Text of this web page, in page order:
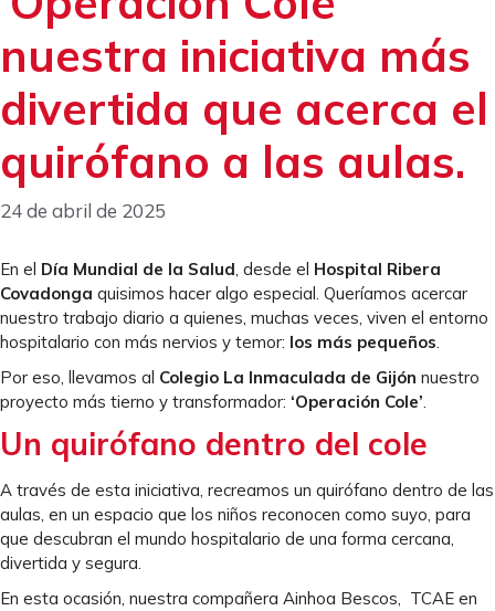
nuestra iniciativa más
divertida que acerca el
quirófano a las aulas.
24 de abril de 2025
En el Día Mundial de la Salud, desde el Hospital Ribera
Covadonga quisimos hacer algo especial. Queríamos acercar
nuestro trabajo diario a quienes, muchas veces, viven el entorno
hospitalario con más nervios y temor: los más pequeños.
Por eso, llevamos al Colegio La Inmaculada de Gijón nuestro
proyecto más tierno y transformador: ‘Operación Cole’.
Un quirófano dentro del cole
A través de esta iniciativa, recreamos un quirófano dentro de las
aulas, en un espacio que los niños reconocen como suyo, para
que descubran el mundo hospitalario de una forma cercana,
divertida y segura.
En esta ocasión, nuestra compañera Ainhoa Bescos, TCAE en